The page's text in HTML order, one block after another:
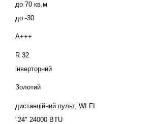
до 70 кв.м
до -30
A+++
R 32
інверторний
Золотий
дистанційний пульт, WI FI
"24" 24000 BTU